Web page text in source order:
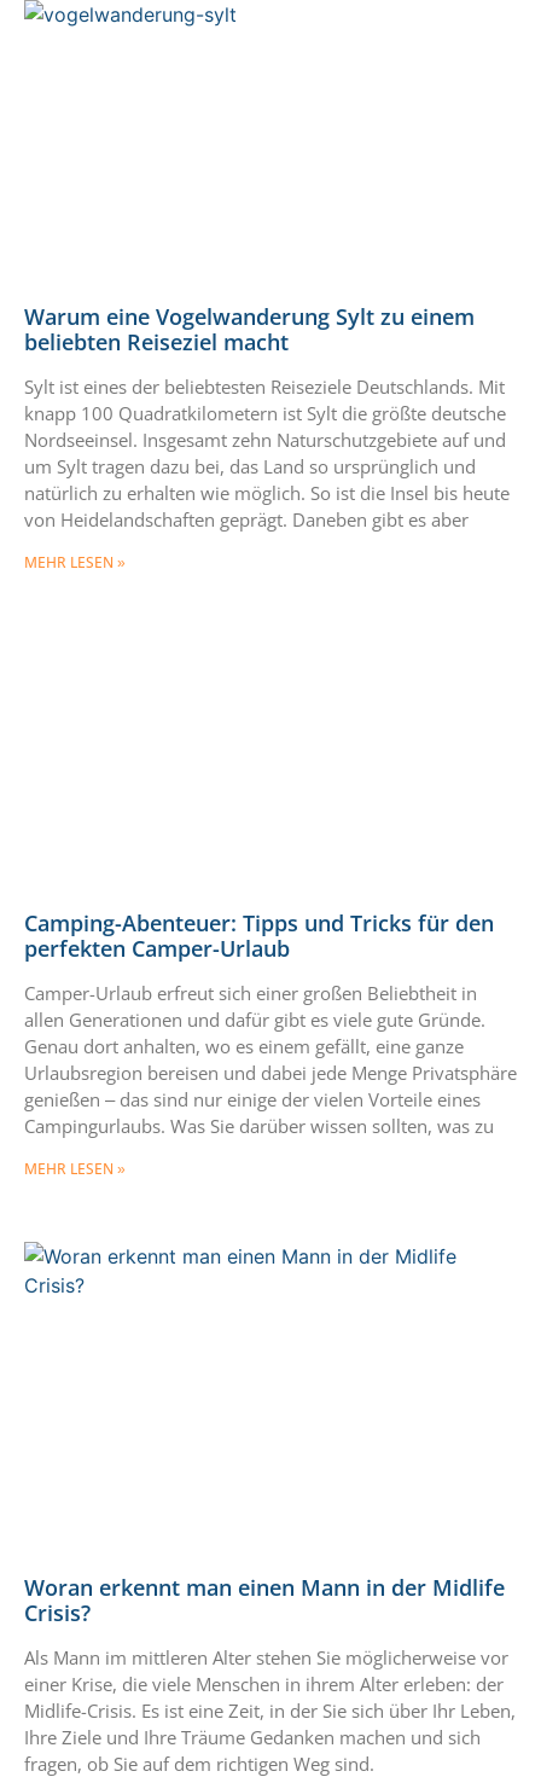
Warum eine Vogelwanderung Sylt zu einem
beliebten Reiseziel macht
Sylt ist eines der beliebtesten Reiseziele Deutschlands. Mit
knapp 100 Quadratkilometern ist Sylt die größte deutsche
Nordseeinsel. Insgesamt zehn Naturschutzgebiete auf und
um Sylt tragen dazu bei, das Land so ursprünglich und
natürlich zu erhalten wie möglich. So ist die Insel bis heute
von Heidelandschaften geprägt. Daneben gibt es aber
MEHR LESEN »
Camping-Abenteuer: Tipps und Tricks für den
perfekten Camper-Urlaub
Camper-Urlaub erfreut sich einer großen Beliebtheit in
allen Generationen und dafür gibt es viele gute Gründe.
Genau dort anhalten, wo es einem gefällt, eine ganze
Urlaubsregion bereisen und dabei jede Menge Privatsphäre
genießen – das sind nur einige der vielen Vorteile eines
Campingurlaubs. Was Sie darüber wissen sollten, was zu
MEHR LESEN »
Woran erkennt man einen Mann in der Midlife
Crisis?
Als Mann im mittleren Alter stehen Sie möglicherweise vor
einer Krise, die viele Menschen in ihrem Alter erleben: der
Midlife-Crisis. Es ist eine Zeit, in der Sie sich über Ihr Leben,
Ihre Ziele und Ihre Träume Gedanken machen und sich
fragen, ob Sie auf dem richtigen Weg sind.